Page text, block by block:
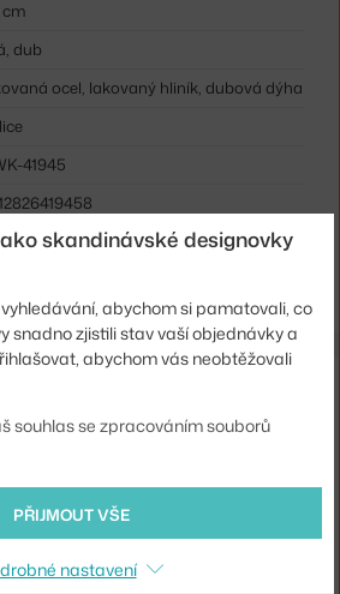
dub
ocel, lakovaný hliník, dubová dýha
41945
na
450, 2KS, WHITE
900, 2KS, WHITE
skandinávské designovky
abychom si pamatovali, co
snadno zjistili stav vaší objednávky a
abychom vás neobtěžovali
souhlas se zpracováním souborů
PŘIJMOUT VŠE
nastavení